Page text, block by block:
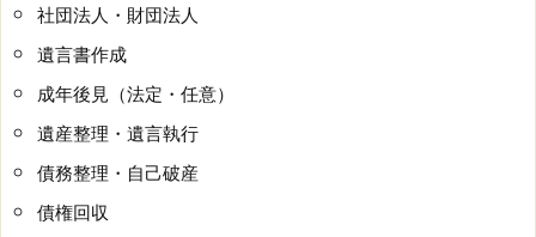
社団法人・財団法人
遺言書作成
成年後見（法定・任意）
遺産整理・遺言執行
債務整理・自己破産
債権回収